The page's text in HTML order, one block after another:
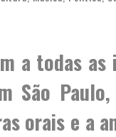
a todas as
São
orais e a